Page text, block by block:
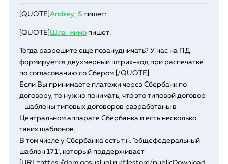
[QUOTE] Andrey_Sпишет:
[QUOTE] Шла_мимопишет:
Тогда разрешите еще позанудничать? У нас на ПД
формируется двухмерный штрих-код при распечатке
по согласованию со Сбером.[/QUOTE]
Если Вы принимаете платежи через Сбербанк по
договору, то нужно понимать, что это типовой договор
- шаблоны типовых договоров разработаны в
Центральном аппарате Сбербанка и есть несколько
таких шаблонов.
В том числе у Сбербанка есть т.н. "общефедеральный
шаблон 17.1", который поддерживает